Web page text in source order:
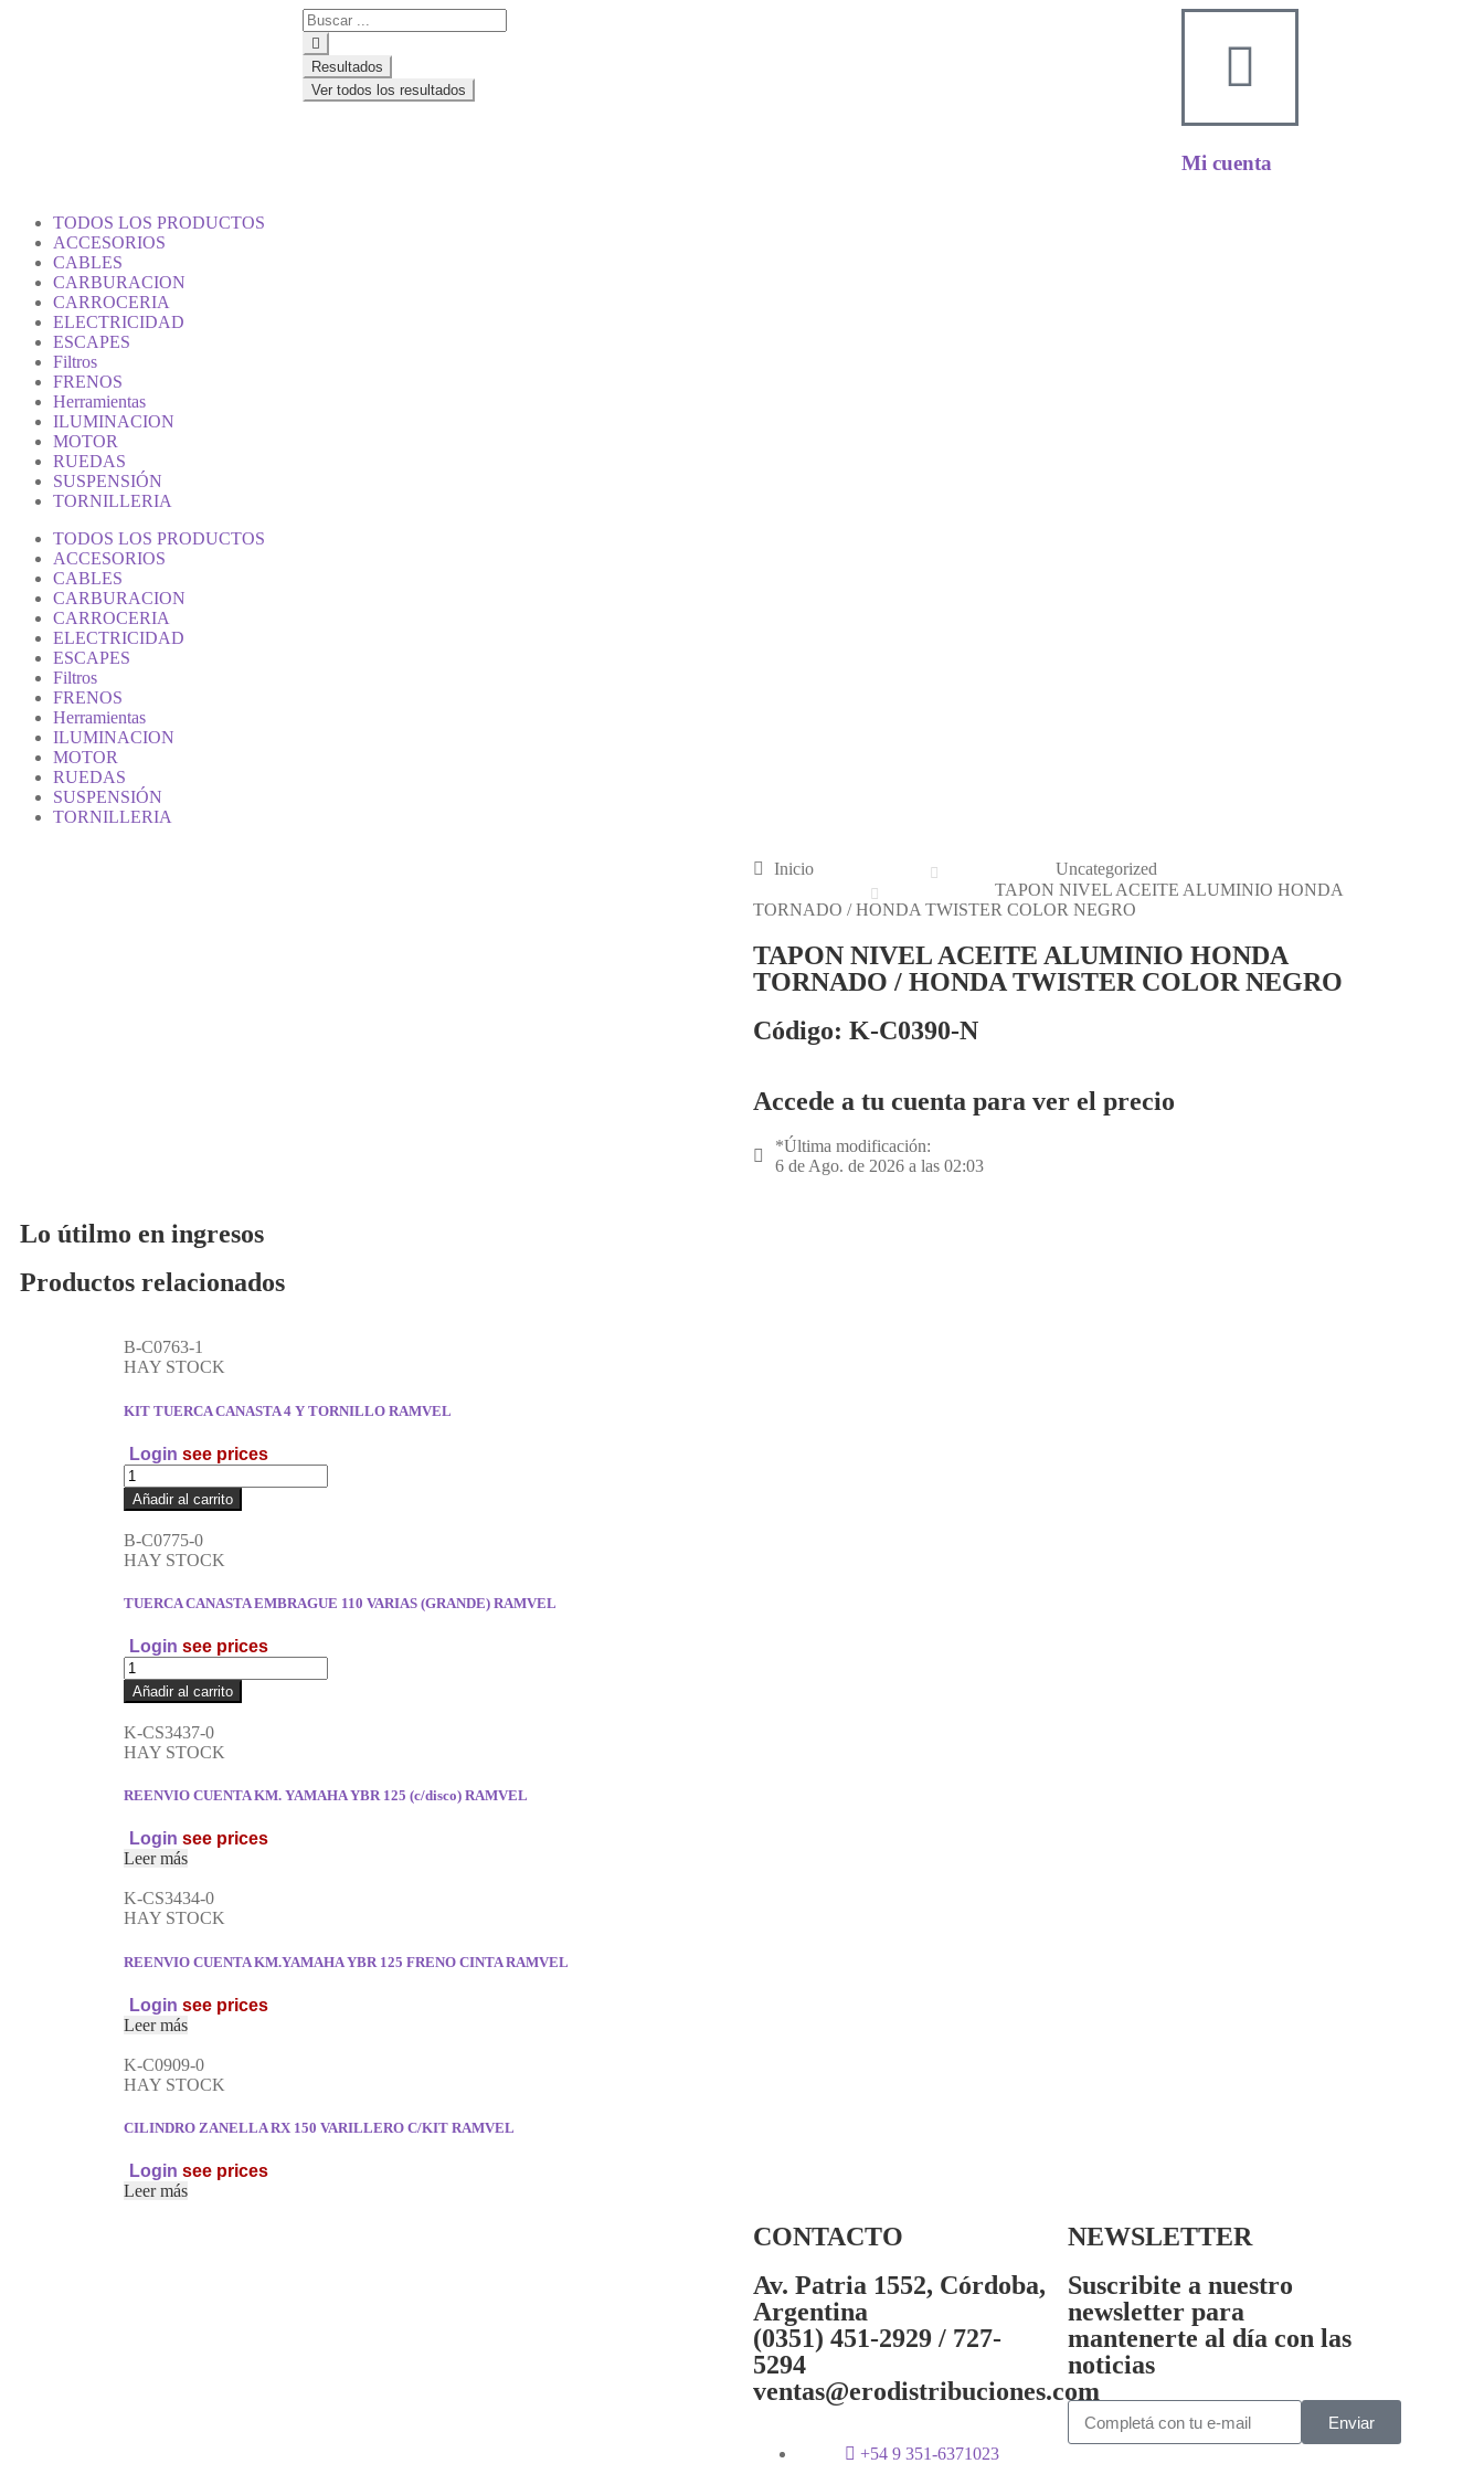
Resultados
Ver todos los resultados
Mi cuenta
TODOS LOS PRODUCTOS
ACCESORIOS
CABLES
CARBURACION
CARROCERIA
ELECTRICIDAD
ESCAPES
Filtros
FRENOS
Herramientas
ILUMINACION
MOTOR
RUEDAS
SUSPENSIÓN
TORNILLERIA
TODOS LOS PRODUCTOS
ACCESORIOS
CABLES
CARBURACION
CARROCERIA
ELECTRICIDAD
ESCAPES
Filtros
FRENOS
Herramientas
ILUMINACION
MOTOR
RUEDAS
SUSPENSIÓN
TORNILLERIA
Inicio
Uncategorized
TAPON NIVEL ACEITE ALUMINIO HONDA
TORNADO / HONDA TWISTER COLOR NEGRO
TAPON NIVEL ACEITE ALUMINIO HONDA
TORNADO / HONDA TWISTER COLOR NEGRO
Código: K-C0390-N
Accede a tu cuenta para ver el precio
*Última modificación:
6 de Ago. de 2026 a las 02:03
Lo útilmo en ingresos
Productos relacionados
B-C0763-1
HAY STOCK
KIT TUERCA CANASTA 4 Y TORNILLO RAMVEL
Login see prices
Añadir al carrito
B-C0775-0
HAY STOCK
TUERCA CANASTA EMBRAGUE 110 VARIAS (GRANDE) RAMVEL
Login see prices
Añadir al carrito
K-CS3437-0
HAY STOCK
REENVIO CUENTA KM. YAMAHA YBR 125 (c/disco) RAMVEL
Login see prices
Leer más
K-CS3434-0
HAY STOCK
REENVIO CUENTA KM.YAMAHA YBR 125 FRENO CINTA RAMVEL
Login see prices
Leer más
K-C0909-0
HAY STOCK
CILINDRO ZANELLA RX 150 VARILLERO C/KIT RAMVEL
Login see prices
Leer más
CONTACTO
Av. Patria 1552, Córdoba,
Argentina
(0351) 451-2929 / 727-
5294
ventas@erodistribuciones.com
+54 9 351-6371023
NEWSLETTER
Suscribite a nuestro
newsletter para
mantenerte al día con las
noticias
Enviar